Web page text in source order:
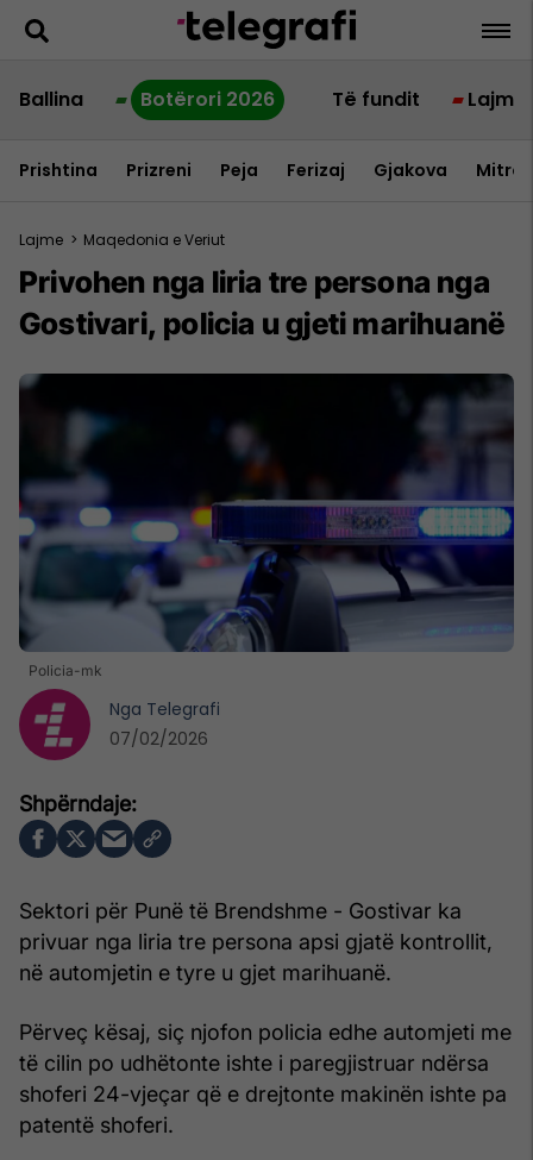
Ballina Botërori 2026 Të fundit Lajme
Prishtina Prizreni Peja Ferizaj Gjakova
Lajme > Maqedonia e Veriut
Privohen nga liria tre persona nga
Gostivari, policia u gjeti marihuanë
Policia-mk
Sektori për Punë të Brendshme - Gostivar ka
privuar nga liria tre persona apsi gjatë kontrollit,
në automjetin e tyre u gjet marihuanë.
Përveç kësaj, siç njofon policia edhe automjeti me
të cilin po udhëtonte ishte i paregjistruar ndërsa
shoferi 24-vjeçar që e drejtonte makinën ishte pa
patentë shoferi.
Nga Telegrafi
07/02/2026